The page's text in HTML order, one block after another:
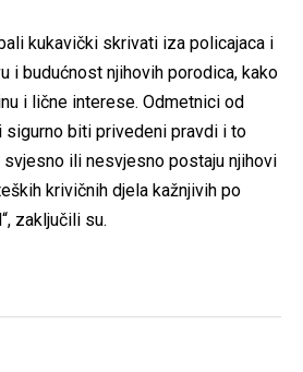
kukavički skrivati iza policajaca i
i budućnost njihovih porodica, kako
i lične interese. Odmetnici od
sigurno biti privedeni pravdi i to
ili nesvjesno postaju njihovi
krivičnih djela kažnjivih po
zaključili su.